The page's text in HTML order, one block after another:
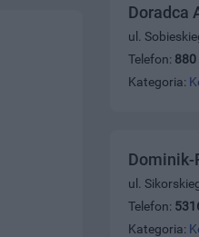
Doradca
ul.
Telefon: 880
Kategoria:
Dominik-
ul.
Telefon:
Kategoria: